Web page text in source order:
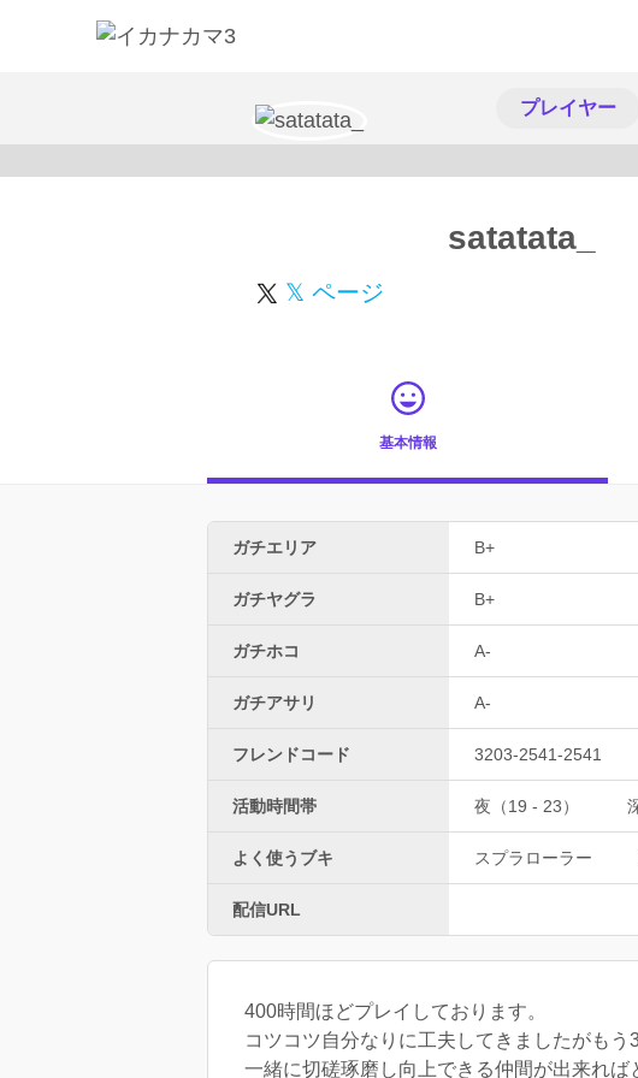
プレイヤー
satatata_
𝕏 ページ
基本情報
ガチエリア B+
ガチヤグラ B+
ガチホコ A-
ガチアサリ A-
フレンドコード 3203-2541-2541
活動時間帯 夜（19 - 23）
よく使うブキ スプラローラー
配信URL
400時間ほどプレイしております。
コツコツ自分なりに工夫してきましたがも
一緒に切磋琢磨し向上できる仲間が出来れば